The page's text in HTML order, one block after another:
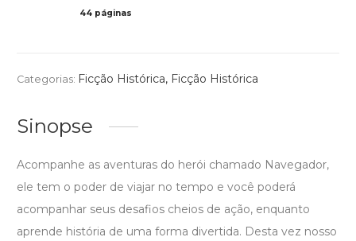
44 páginas
Categorias: Ficção Histórica, Ficção Histórica
Sinopse
Acompanhe as aventuras do herói chamado Navegador,
ele tem o poder de viajar no tempo e você poderá
acompanhar seus desafios cheios de ação, enquanto
aprende história de uma forma divertida. Desta vez nosso